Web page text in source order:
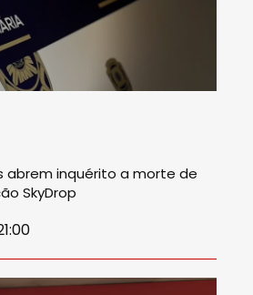
abrem inquérito a morte de
SkyDrop